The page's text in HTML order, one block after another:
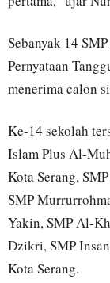
Sebanyak 14
Pernyataan
menerima calon
Ke-14 sekolah
Islam Plus Al-
Kota Serang,
SMP
Yakin, SMP Al-
Dzikri, SMP
Kota Serang.